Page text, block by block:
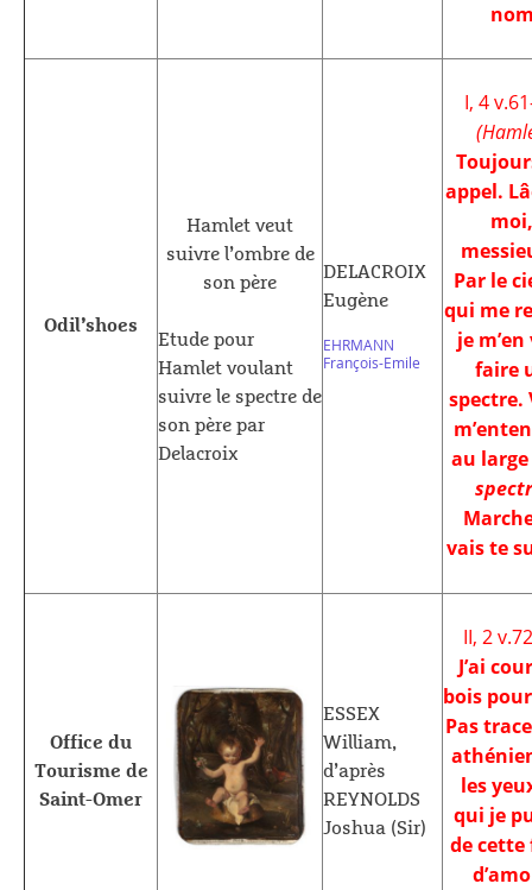
Odil’shoes
Hamlet veut
suivre l’ombre de
son père
Etude pour
Hamlet voulant
suivre le spectre de
son père par
Delacroix
DELACROIX
Eugène
EHRMANN
François-Emile
I, 4
appel.
moi,
Par le
qui me
je
faire
spectre.
au
vais te
Office du
Tourisme de
Saint-Omer
ESSEX
William,
d’après
REYNOLDS
Joshua (Sir)
II, 2
J’ai
bois
Pas
les
qui je
de cette